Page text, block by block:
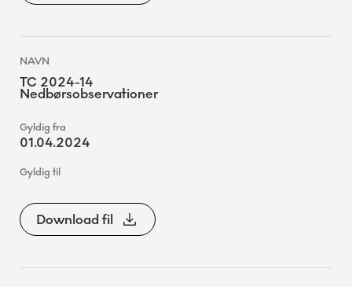
TC 2024-14
Nedbørsobservationer
01.04.2024
Download fil